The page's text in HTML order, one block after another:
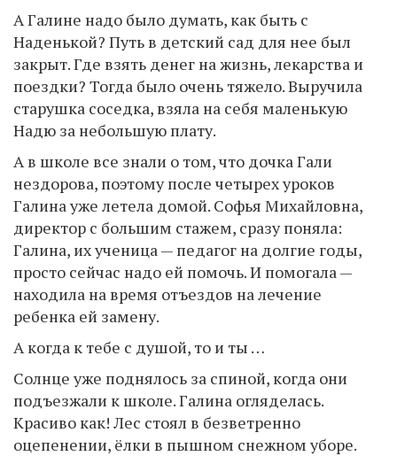
А Галине надо было думать, как быть с
Наденькой? Путь в детский сад для нее был
закрыт. Где взять денег на жизнь, лекарства и
поездки? Тогда было очень тяжело. Выручила
старушка соседка, взяла на себя маленькую
Надю за небольшую плату.
А в школе все знали о том, что дочка Гали
нездорова, поэтому после четырех уроков
Галина уже летела домой. Софья Михайловна,
директор с большим стажем, сразу поняла:
Галина, их ученица — педагог на долгие годы,
просто сейчас надо ей помочь. И помогала —
находила на время отъездов на лечение
ребенка ей замену.
А когда к тебе с душой, то и ты …
Солнце уже поднялось за спиной, когда они
подъезжали к школе. Галина огляделась.
Красиво как! Лес стоял в безветренно
оцепенении, ёлки в пышном снежном уборе.